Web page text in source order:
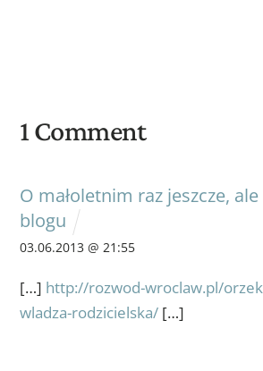
1 Comment
O małoletnim raz jeszcze,
blogu
03.06.2013 @ 21:55
[…] http://rozwod-wroclaw.pl/
wladza-rodzicielska/ […]